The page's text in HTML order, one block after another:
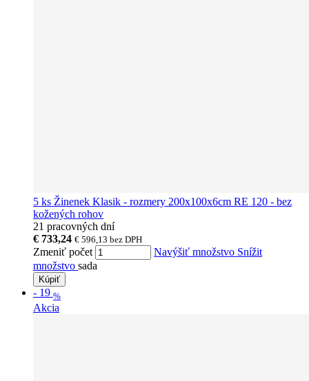
5 ks Žinenek Klasik - rozmery 200x100x6cm RE 120 - bez
kožených rohov
21 pracovných dní
€ 733,24 € 596,13 bez DPH
Zmeniť počet Navýšiť množstvo Snížit
množstvo sada
Kúpiť
- 19 %
Akcia